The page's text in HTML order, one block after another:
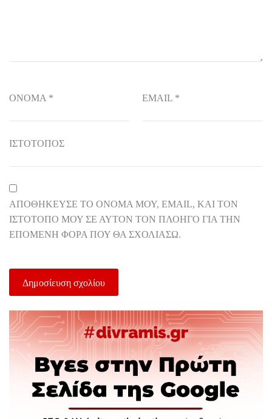
ΌΝΟΜΑ * EMAIL *
ΙΣΤΌΤΟΠΟΣ
ΑΠΟΘΉΚΕΥΣΕ ΤΟ ΌΝΟΜΆ ΜΟΥ, EMAIL, ΚΑΙ ΤΟΝ
ΙΣΤΌΤΟΠΟ ΜΟΥ ΣΕ ΑΥΤΌΝ ΤΟΝ ΠΛΟΗΓΌ ΓΙΑ ΤΗΝ
ΕΠΌΜΕΝΗ ΦΟΡΆ ΠΟΥ ΘΑ ΣΧΟΛΙΆΣΩ.